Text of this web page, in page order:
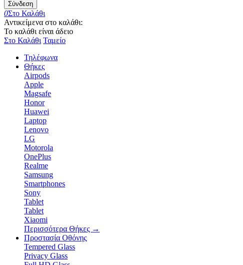
Σύνδεση
0Στο Καλάθι
Αντικείμενα στο καλάθι:
Το καλάθι είναι άδειο
Στο Καλάθι Ταμείο
Τηλέφωνα
Θήκες
Airpods
Apple
Magsafe
Honor
Huawei
Laptop
Lenovo
LG
Motorola
OnePlus
Realme
Samsung
Smartphones
Sony
Tablet
Tablet
Xiaomi
Περισσότερα Θήκες →
Προστασία Οθόνης
Tempered Glass
Privacy Glass